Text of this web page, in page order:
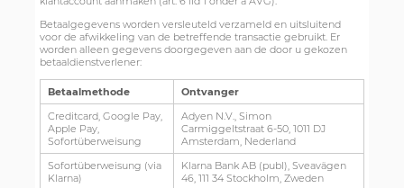
Betaalgegevens worden versleuteld verzameld en uitsluitend
voor de afwikkeling van de betreffende transactie gebruikt. Er
worden alleen gegevens doorgegeven aan de door u gekozen
betaaldienstverlener:
Betaalmethode
Ontvanger
Creditcard, Google Pay,
Apple Pay,
Sofortüberweisung
Adyen N.V., Simon
Carmiggeltstraat 6-50, 1011 DJ
Amsterdam, Nederland
Sofortüberweisung (via
Klarna)
Klarna Bank AB (publ), Sveavägen
46, 111 34 Stockholm, Zweden